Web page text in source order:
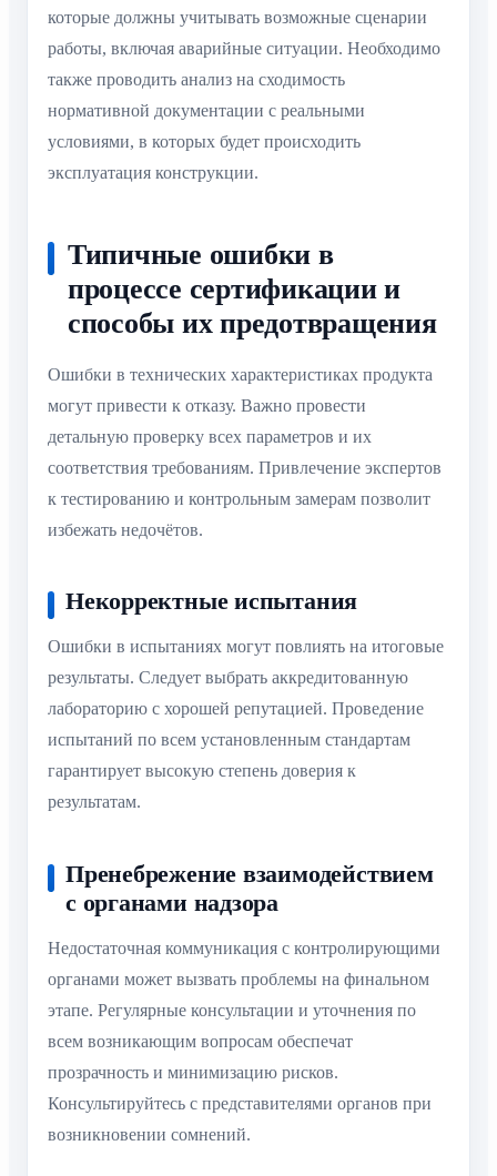
которые должны учитывать возможные сценарии
работы, включая аварийные ситуации. Необходимо
также проводить анализ на сходимость
нормативной документации с реальными
условиями, в которых будет происходить
эксплуатация конструкции.
Типичные ошибки в
процессе сертификации и
способы их предотвращения
Ошибки в технических характеристиках продукта
могут привести к отказу. Важно провести
детальную проверку всех параметров и их
соответствия требованиям. Привлечение экспертов
к тестированию и контрольным замерам позволит
избежать недочётов.
Некорректные испытания
Ошибки в испытаниях могут повлиять на итоговые
результаты. Следует выбрать аккредитованную
лабораторию с хорошей репутацией. Проведение
испытаний по всем установленным стандартам
гарантирует высокую степень доверия к
результатам.
Пренебрежение взаимодействием
с органами надзора
Недостаточная коммуникация с контролирующими
органами может вызвать проблемы на финальном
этапе. Регулярные консультации и уточнения по
всем возникающим вопросам обеспечат
прозрачность и минимизацию рисков.
Консультируйтесь с представителями органов при
возникновении сомнений.